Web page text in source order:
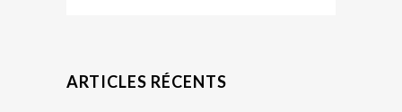
ARTICLES RÉCENTS